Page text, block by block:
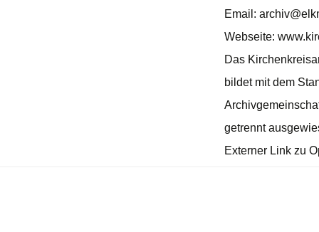
Email:
Webseite:
Das
bildet mit dem
getrennt
Externer Link zu